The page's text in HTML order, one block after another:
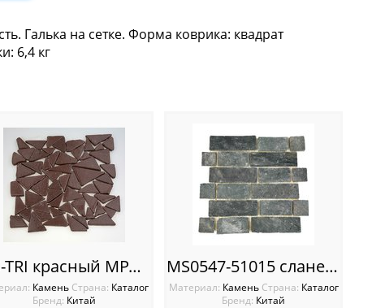
Галька на сетке. Форма коврика: квадрат
6,4 кг
MS-TRI красный МРАМОР треугольник
Камень Cтрана: Каталог
Бренд: Китай
MS0547-51015 сланец тёмно-серый
Материал: Камень Cтрана: Каталог
Бренд: Китай